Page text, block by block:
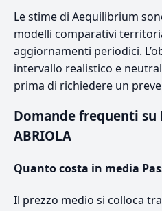
Le stime di Aequilibrium
modelli comparativi
aggiornamenti periodici.
intervallo realistico e
prima di richiedere un
Domande frequenti su
ABRIOLA
Quanto costa in media
Il prezzo medio si colloca